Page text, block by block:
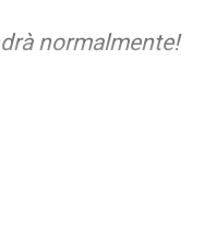
normalmente!
avvicinare la
tante